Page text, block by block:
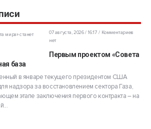
07 августа, 2026 / 16:17
Комментариев
нет
Первым проектом «Совета
база
в январе текущего президентом США
надзора за восстановлением сектора Газа,
этапе заключения первого контракта – на